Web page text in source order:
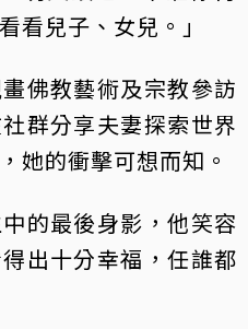
看兒子、女兒。」
佛教藝術及宗教參訪
群分享夫妻探索世界
她的衝擊可想而知。
的最後身影，他笑容
出十分幸福，任誰都